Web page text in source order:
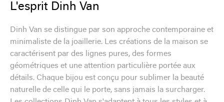
L'esprit Dinh Van
Dinh Van se distingue par son approche contemporaine et
minimaliste de la joaillerie. Les créations de la maison se
caractérisent par des lignes pures, des formes
géométriques et une attention particulière portée aux
détails. Chaque bijou est conçu pour sublimer la beauté
naturelle de celle qui le porte, sans jamais la surcharger.